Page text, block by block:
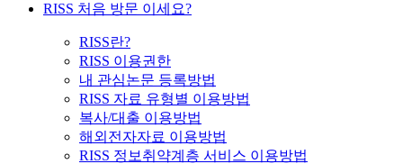
RISS 처음 방문 이세요?
RISS란?
RISS 이용권한
내 관심논문 등록방법
RISS 자료 유형별 이용방법
복사/대출 이용방법
해외전자자료 이용방법
RISS 정보취약계층 서비스 이용방법